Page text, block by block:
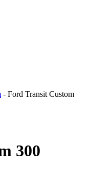
- Ford Transit Custom
300